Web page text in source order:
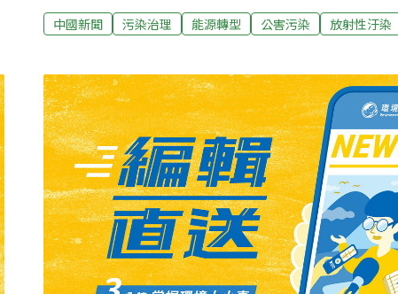
機組安全業績良好，未發生國際核事件分級表2級及以上
和液態流出物排放遠低於國家標準限值。在建的26台核
推進。放射源輻射事故年發生率由上世紀90 年代的每萬
一五期間的每萬枚2.5 起。一批中、低放廢物處理設施已
放廢物處置場已投入運行，1座中、低放廢物處置場開始
礦地質勘探、礦冶設施的退役及環境整治項目，尾礦庫
低。早期核設施退役進程尚待進一步加快，歷史遺留放
處
中國新聞 污染治理 能源轉型 公害污染 放射性汙染